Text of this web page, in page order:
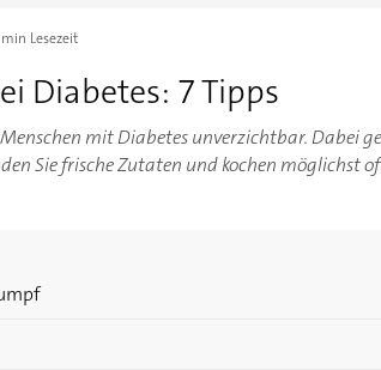
Lesezeit
Diabetes: 7 Tipps
mit Diabetes unverzichtbar. Dabei
Sie frische Zutaten und kochen möglichst